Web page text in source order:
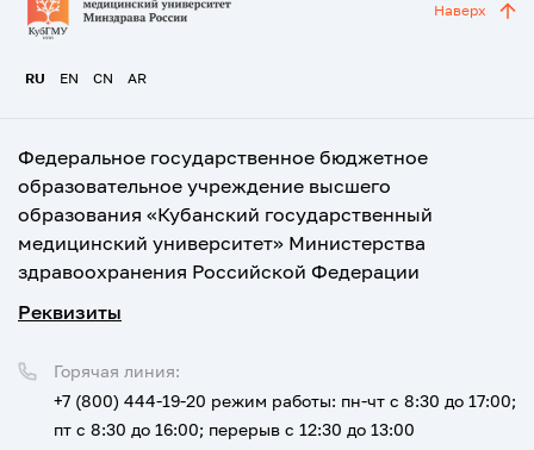
RU EN CN AR
Наверх
Федеральное государственное бюджетное
образовательное учреждение высшего
образования «Кубанский государственный
медицинский университет» Министерства
здравоохранения Российской Федерации
Реквизиты
Горячая линия:
+7 (800) 444-19-20 режим работы: пн-чт с 8:30 до 17:00;
пт с 8:30 до 16:00; перерыв с 12:30 до 13:00